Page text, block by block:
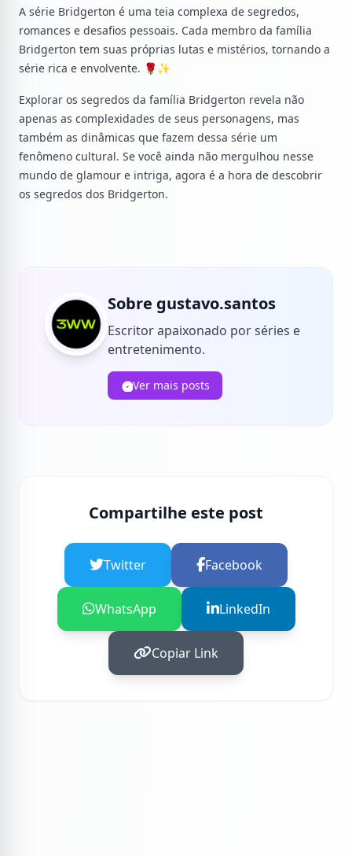
A série Bridgerton é uma teia complexa de segredos,
romances e desafios pessoais. Cada membro da família
Bridgerton tem suas próprias lutas e mistérios, tornando a
série rica e envolvente. 🌹✨
Explorar os segredos da família Bridgerton revela não
apenas as complexidades de seus personagens, mas
também as dinâmicas que fazem dessa série um
fenômeno cultural. Se você ainda não mergulhou nesse
mundo de glamour e intriga, agora é a hora de descobrir
os segredos dos Bridgerton.
Sobre gustavo.santos
Escritor apaixonado por séries e
entretenimento.
Ver mais posts
Compartilhe este post
Twitter Facebook
WhatsApp LinkedIn
Copiar Link